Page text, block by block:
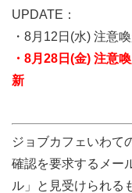
UPDATE：
・8月12日(水) 注意
・8月28日(金) 注意
新
ジョブカフェいわて
確認を要求するメー
ル」と見受けられる